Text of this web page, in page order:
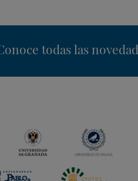
todas las